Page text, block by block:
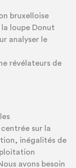
bruxelloise
loupe Donut
analyser le
révélateurs de
sur la
inégalités de
avons besoin